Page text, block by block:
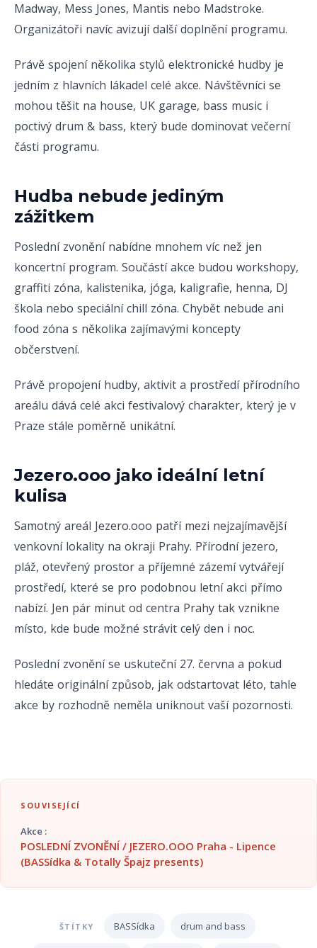
Madway, Mess Jones, Mantis nebo Madstroke.
Organizátoři navíc avizují další doplnění programu.
Právě spojení několika stylů elektronické hudby je
jedním z hlavních lákadel celé akce. Návštěvníci se
mohou těšit na house, UK garage, bass music i
poctivý drum & bass, který bude dominovat večerní
části programu.
Hudba nebude jediným
zážitkem
Poslední zvonění nabídne mnohem víc než jen
koncertní program. Součástí akce budou workshopy,
graffiti zóna, kalistenika, jóga, kaligrafie, henna, DJ
škola nebo speciální chill zóna. Chybět nebude ani
food zóna s několika zajímavými koncepty
občerstvení.
Právě propojení hudby, aktivit a prostředí přírodního
areálu dává celé akci festivalový charakter, který je v
Praze stále poměrně unikátní.
Jezero.ooo jako ideální letní
kulisa
Samotný areál Jezero.ooo patří mezi nejzajímavější
venkovní lokality na okraji Prahy. Přírodní jezero,
pláž, otevřený prostor a příjemné zázemí vytvářejí
prostředí, které se pro podobnou letní akci přímo
nabízí. Jen pár minut od centra Prahy tak vznikne
místo, kde bude možné strávit celý den i noc.
Poslední zvonění se uskuteční 27. června a pokud
hledáte originální způsob, jak odstartovat léto, tahle
akce by rozhodně neměla uniknout vaší pozornosti.
SOUVISEJÍCÍ
Akce :
POSLEDNÍ ZVONĚNÍ / JEZERO.OOO Praha - Lipence
(BASSídka & Totally Špajz presents)
ŠTÍTKY BASSídka drum and bass